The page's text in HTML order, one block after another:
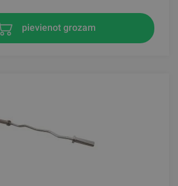
pievienot grozam